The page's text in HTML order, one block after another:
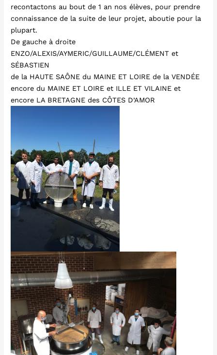
recontactons au bout de 1 an nos élèves, pour prendre
connaissance de la suite de leur projet, aboutie pour la
plupart.
De gauche à droite
ENZO/ALEXIS/AYMERIC/GUILLAUME/CLÉMENT et
SÉBASTIEN
de la HAUTE SAÔNE du MAINE ET LOIRE de la VENDÉE
encore du MAINE ET LOIRE et ILLE ET VILAINE et
encore LA BRETAGNE des CÔTES D’AMOR